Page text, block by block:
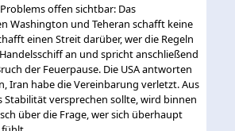
offen sichtbar: Das
Washington und Teheran schafft keine
einen Streit darüber, wer die Regeln
an und spricht anschließend
der Feuerpause. Die USA antworten
Iran habe die Vereinbarung verletzt. Aus
Stabilität versprechen sollte, wird binnen
über die Frage, wer sich überhaupt